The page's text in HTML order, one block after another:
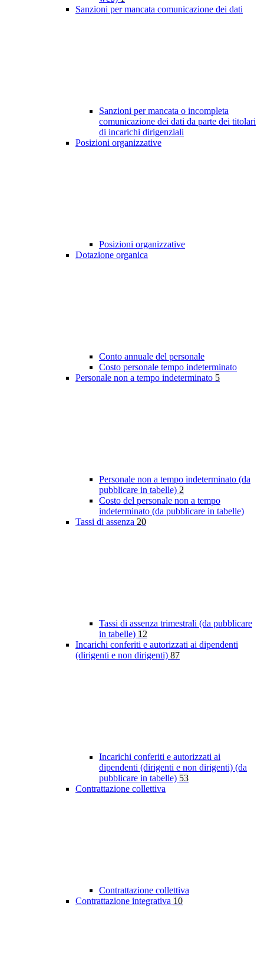
Sanzioni per mancata comunicazione dei dati
Sanzioni per mancata o incompleta
comunicazione dei dati da parte dei titolari
di incarichi dirigenziali
Posizioni organizzative
Posizioni organizzative
Dotazione organica
Conto annuale del personale
Costo personale tempo indeterminato
Personale non a tempo indeterminato 5
Personale non a tempo indeterminato (da
pubblicare in tabelle) 2
Costo del personale non a tempo
indeterminato (da pubblicare in tabelle)
Tassi di assenza 20
Tassi di assenza trimestrali (da pubblicare
in tabelle) 12
Incarichi conferiti e autorizzati ai dipendenti
(dirigenti e non dirigenti) 87
Incarichi conferiti e autorizzati ai
dipendenti (dirigenti e non dirigenti) (da
pubblicare in tabelle) 53
Contrattazione collettiva
Contrattazione collettiva
Contrattazione integrativa 10